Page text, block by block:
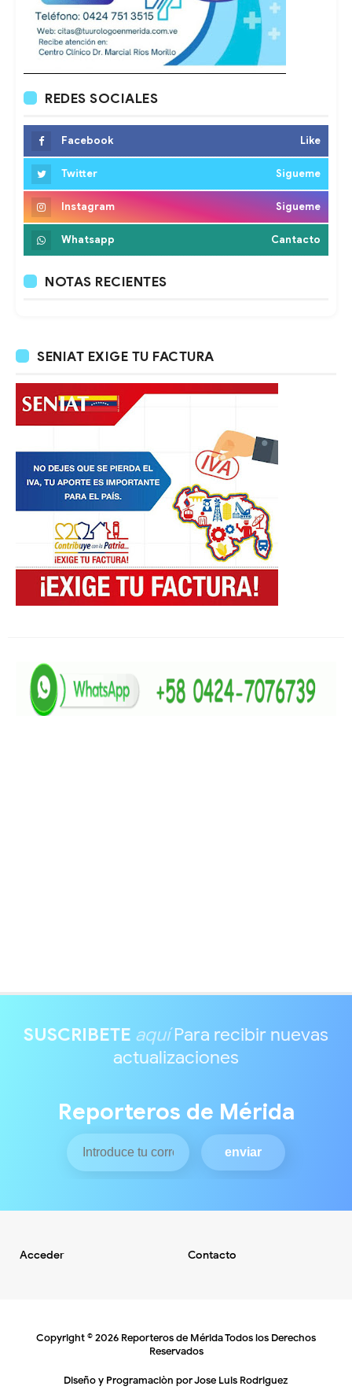
REDES SOCIALES
Facebook Like
Twitter Sigueme
Instagram Sigueme
Whatsapp Cantacto
NOTAS RECIENTES
SENIAT EXIGE TU FACTURA
SUSCRIBETE aquíPara recibir nuevas
actualizaciones
Reporteros de Mérida
Acceder Contacto
Copyright ©2026 Reporteros de MéridaTodos los Derechos
Reservados
Diseño y Programaciòn porJose Luis Rodriguez